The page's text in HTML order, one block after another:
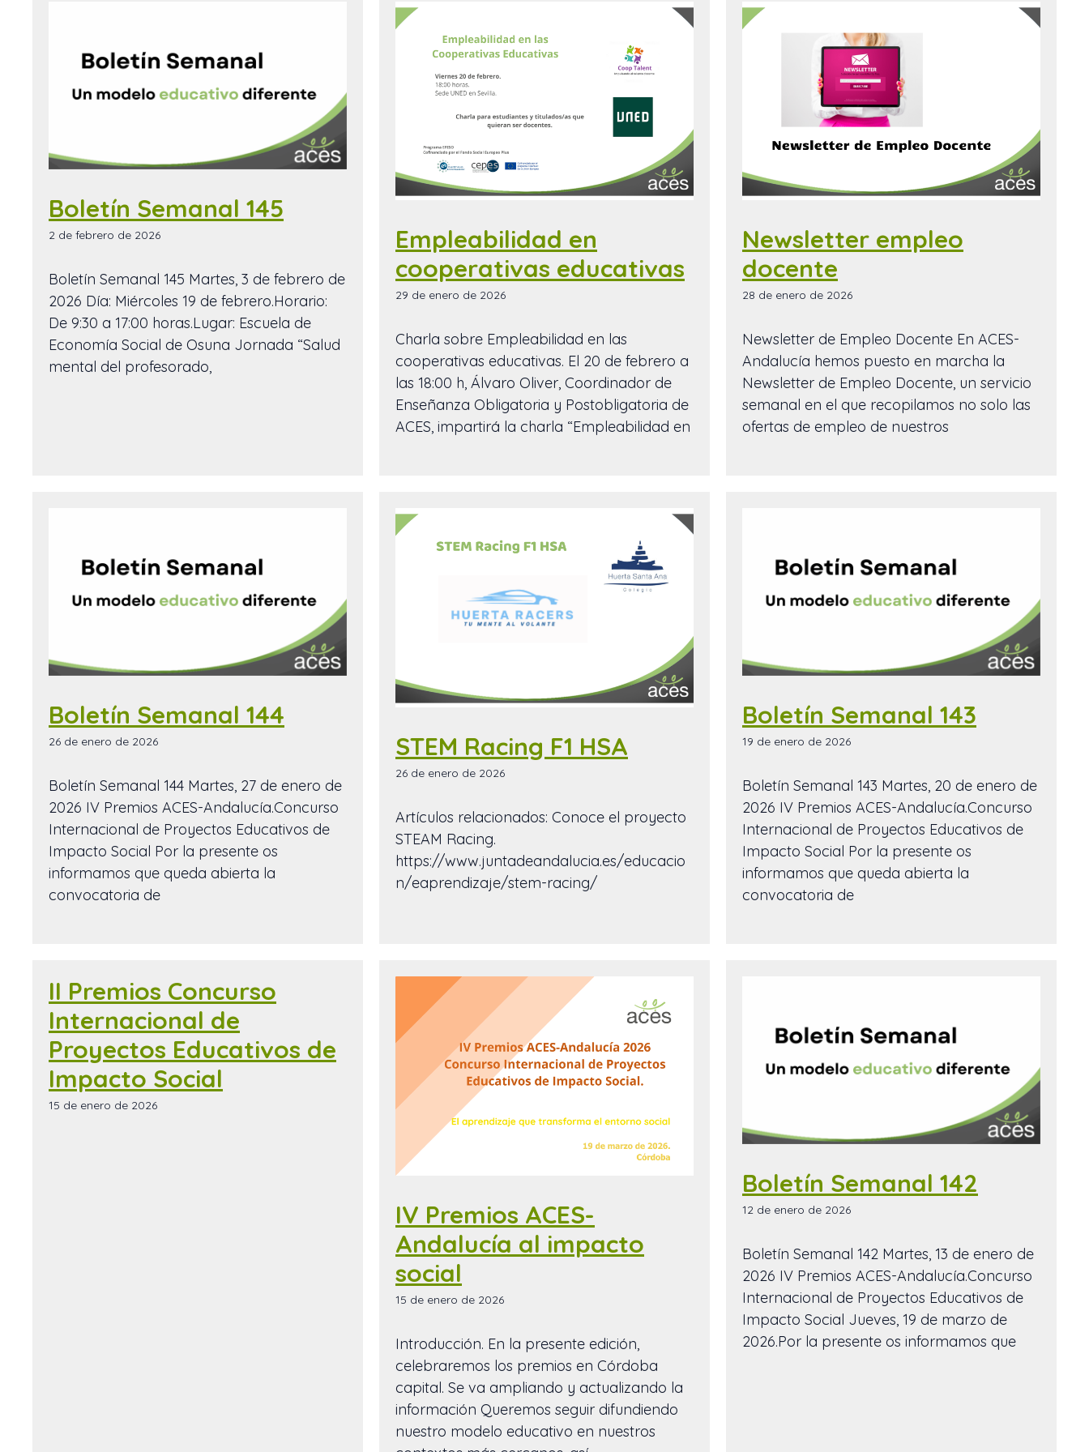
Boletín Semanal 145
2 de febrero de 2026
Boletín Semanal 145 Martes, 3 de febrero de
2026 Día: Miércoles 19 de febrero.Horario:
De 9:30 a 17:00 horas.Lugar: Escuela de
Economía Social de Osuna Jornada “Salud
mental del profesorado,
Empleabilidad en
cooperativas educativas
29 de enero de 2026
Charla sobre Empleabilidad en las
cooperativas educativas. El 20 de febrero a
las 18:00 h, Álvaro Oliver, Coordinador de
Enseñanza Obligatoria y Postobligatoria de
ACES, impartirá la charla “Empleabilidad en
Newsletter empleo
docente
28 de enero de 2026
Newsletter de Empleo Docente En ACES-
Andalucía hemos puesto en marcha la
Newsletter de Empleo Docente, un servicio
semanal en el que recopilamos no solo las
ofertas de empleo de nuestros
Boletín Semanal 144
26 de enero de 2026
Boletín Semanal 144 Martes, 27 de enero de
2026 IV Premios ACES-Andalucía.Concurso
Internacional de Proyectos Educativos de
Impacto Social Por la presente os
informamos que queda abierta la
convocatoria de
STEM Racing F1 HSA
26 de enero de 2026
Artículos relacionados: Conoce el proyecto
STEAM Racing.
https://www.juntadeandalucia.es/educacio
n/eaprendizaje/stem-racing/
Boletín Semanal 143
19 de enero de 2026
Boletín Semanal 143 Martes, 20 de enero de
2026 IV Premios ACES-Andalucía.Concurso
Internacional de Proyectos Educativos de
Impacto Social Por la presente os
informamos que queda abierta la
convocatoria de
II Premios Concurso
Internacional de
Proyectos Educativos de
Impacto Social
15 de enero de 2026
IV Premios ACES-
Andalucía al impacto
social
15 de enero de 2026
Introducción. En la presente edición,
celebraremos los premios en Córdoba
capital. Se va ampliando y actualizando la
información Queremos seguir difundiendo
nuestro modelo educativo en nuestros
Boletín Semanal 142
12 de enero de 2026
Boletín Semanal 142 Martes, 13 de enero de
2026 IV Premios ACES-Andalucía.Concurso
Internacional de Proyectos Educativos de
Impacto Social Jueves, 19 de marzo de
2026.Por la presente os informamos que